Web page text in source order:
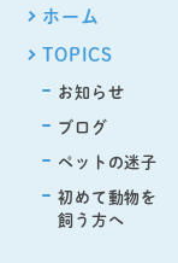
ホーム
TOPICS
お知らせ
ブログ
ペットの迷子
初めて動物を
飼う方へ